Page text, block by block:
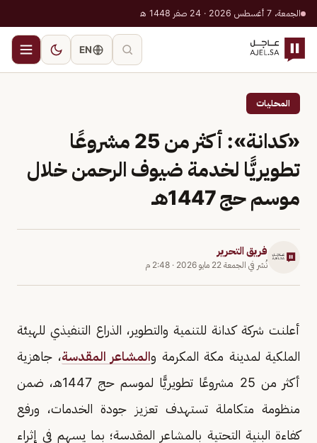
الجمعة، 7 أغسطس 2026 · 24 صفر 1448 هـ
EN
المحليات
«كدانة»: أكثر من 25 مشروعًا
تطويريًّا لخدمة ضيوف الرحمن خلال
موسم حج 1447هـ
فريق التحرير
نُشر في الجمعة 22 مايو 2026 · 2:48 م
أعلنت شركة كدانة للتنمية والتطوير، الذراع التنفيذي للهيئة
الملكية لمدينة مكة المكرمة والمشاعر المقدسة، جاهزية
أكثر من 25 مشروعًا تطويريًّا لموسم حج 1447هـ، ضمن
منظومة متكاملة تستهدف تعزيز جودة الخدمات، ورفع
كفاءة البنية التحتية بالمشاعر المقدسة؛ بما يسهم في إثراء